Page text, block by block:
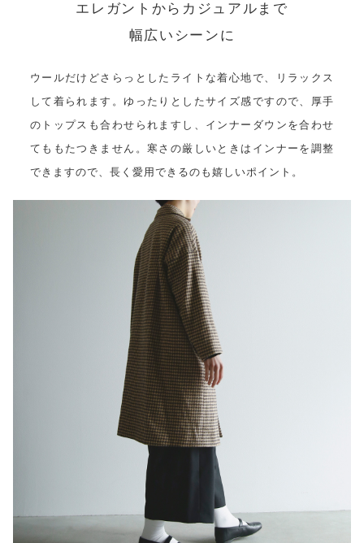
エレガントからカジュアルまで
幅広いシーンに
ウールだけどさらっとしたライトな着心地で、リラックス
して着られます。ゆったりとしたサイズ感ですので、厚手
のトップスも合わせられますし、インナーダウンを合わせ
てももたつきません。寒さの厳しいときはインナーを調整
できますので、長く愛用できるのも嬉しいポイント。